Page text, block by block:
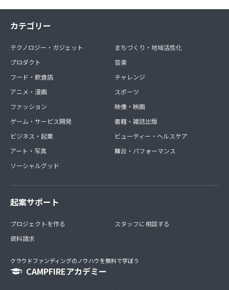
カテゴリー
テクノロジー・ガジェット
プロダクト
フード・飲食店
アニメ・漫画
ファッション
ゲーム・サービス開発
ビジネス・起業
アート・写真
ソーシャルグッド
まちづくり・地域活性化
音楽
チャレンジ
スポーツ
映像・映画
書籍・雑誌出版
ビューティー・ヘルスケア
舞台・パフォーマンス
起案サポート
プロジェクトを作る
資料請求
スタッフに相談する
クラウドファンディングのノウハウを無料で学ぼう
CAMPFIREアカデミー